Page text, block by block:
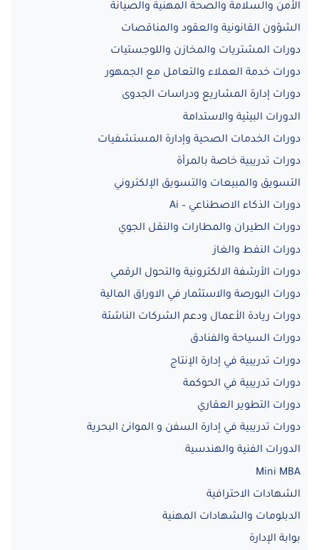
الأمن والسلامة والصحة المهنية والصيانة
الشؤون القانونية والعقود والمناقصات
دورات المشتريات والمخازن واللوجستيات
دورات خدمة العملاء والتعامل مع الجمهور
دورات إدارة المشاريع ودراسات الجدوى
الدورات البيئية والاستدامة
دورات الخدمات الصحية وإدارة المستشفيات
دورات تدريبية خاصة بالمرأة
التسويق والمبيعات والتسويق الإلكتروني
دورات الذكاء الاصطناعي – Ai
دورات الطيران والمطارات والنقل الجوي
دورات النفط والغاز
دورات الأرشفة الالكترونية والتحول الرقمي
دورات البورصة والاستثمار في الاوراق المالية
دورات ريادة الأعمال ودعم الشركات الناشئة
دورات السياحة والفنادق
دورات تدريبية في إدارة الإنتاج
دورات تدريبية في الحوكمة
دورات التطوير العقاري
دورات تدريبية في إدارة السفن و الموانئ البحرية
الدورات الفنية والهندسية
Mini MBA
الشهادات الاحترافية
الدبلومات والشهادات المهنية
بوابة الإدارة